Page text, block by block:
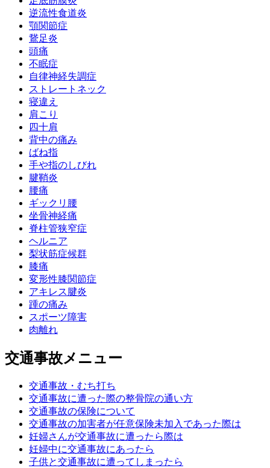
逆流性食道炎
顎関節症
鵞足炎
頭痛
不眠症
自律神経失調症
ストレートネック
寝違え
肩こり
四十肩
背中の痛み
ばね指
手や指のしびれ
腱鞘炎
腰痛
ギックリ腰
坐骨神経痛
脊柱管狭窄症
ヘルニア
梨状筋症候群
膝痛
変形性膝関節症
アキレス腱炎
踵の痛み
スポーツ障害
肉離れ
交通事故メニュー
交通事故・むち打ち
交通事故に遭った際の整骨院の通い方
交通事故の保険について
交通事故の加害者が任意保険未加入であった際は
妊婦さんが交通事故に遭ったら際は
妊婦中に交通事故にあったら
子供と交通事故に遭ってしまったら